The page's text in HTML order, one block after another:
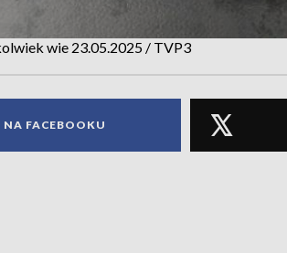
wie 23.05.2025 / TVP3
NA FACEBOOKU